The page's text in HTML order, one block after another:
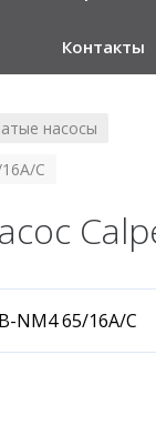
Контакты
насосы
C